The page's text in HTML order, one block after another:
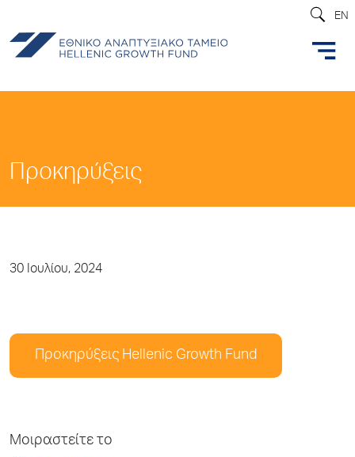
EN
Προκηρύξεις
30 Ιουλίου, 2024
Προκηρύξεις Hellenic Growth Fund
Μοιραστείτε το